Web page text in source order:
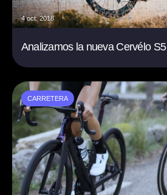
4 oct. 2018
Analizamos la nueva Cervélo S5
CARRETERA